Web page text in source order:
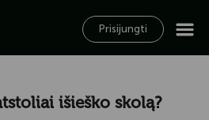
Prisijungti
išieško skolą?